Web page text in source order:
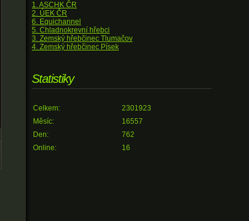
1. ASCHK ČR
2. ÚEK ČR
6. Equichannel
5. Chladnokrevní hřebci
3. Zemský hřebčinec Tlumačov
4. Zemský hřebčinec Písek
Statistiky
Online: 16
Celkem:
2301923
Měsíc:
16557
Den:
762